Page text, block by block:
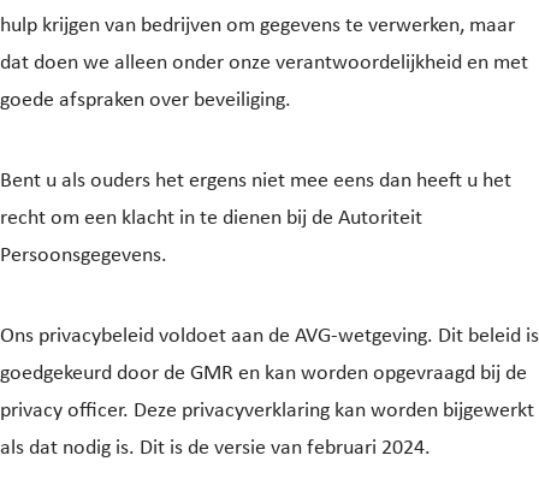
hulp krijgen van bedrijven om gegevens te verwerken, maar
dat doen we alleen onder onze verantwoordelijkheid en met
goede afspraken over beveiliging.
Bent u als ouders het ergens niet mee eens dan heeft u het
recht om een klacht in te dienen bij de Autoriteit
Persoonsgegevens.
Ons privacybeleid voldoet aan de AVG-wetgeving. Dit beleid is
goedgekeurd door de GMR en kan worden opgevraagd bij de
privacy officer. Deze privacyverklaring kan worden bijgewerkt
als dat nodig is. Dit is de versie van februari 2024.